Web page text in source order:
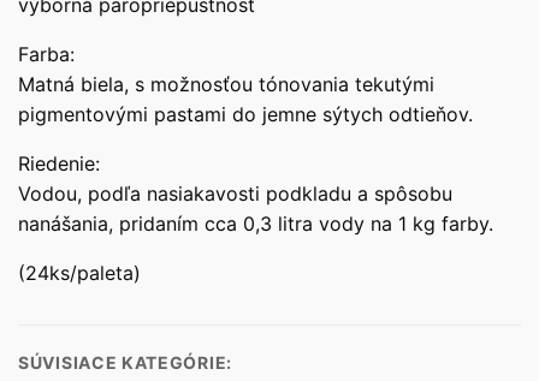
výborná paropriepustnosť
Farba:
Matná biela, s možnosťou tónovania tekutými
pigmentovými pastami do jemne sýtych odtieňov.
Riedenie:
Vodou, podľa nasiakavosti podkladu a spôsobu
nanášania, pridaním cca 0,3 litra vody na 1 kg farby.
(24ks/paleta)
SÚVISIACE KATEGÓRIE: